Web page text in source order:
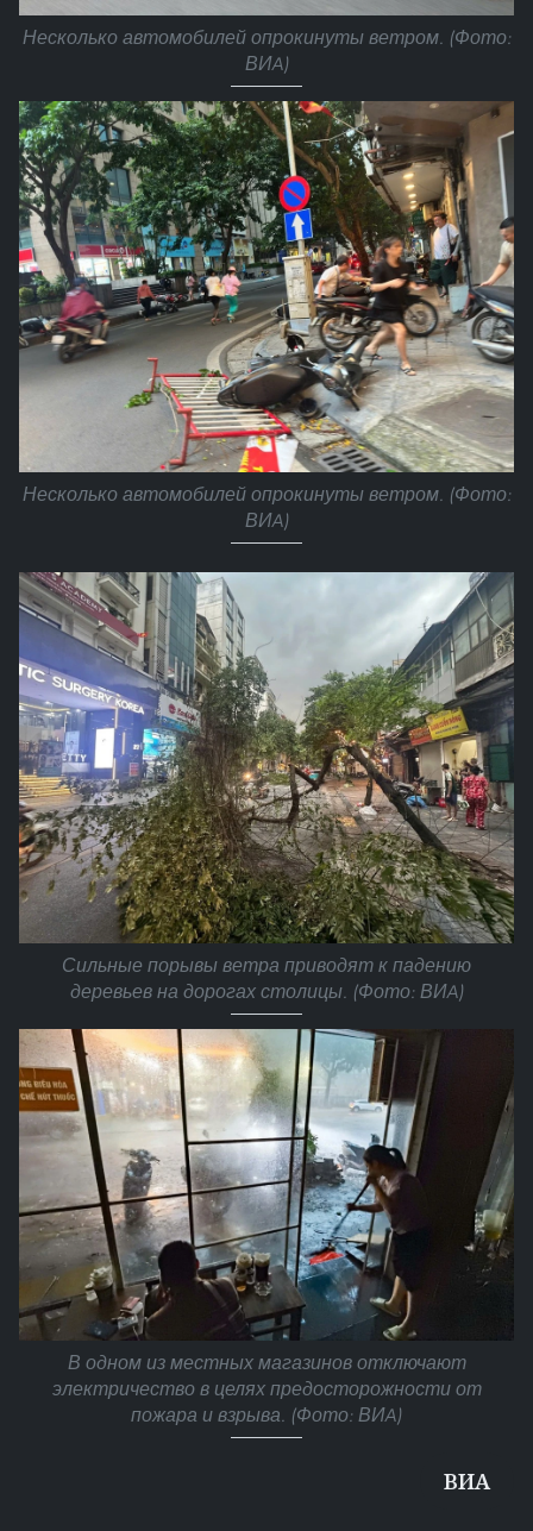
Несколько автомобилей опрокинуты ветром. (Фото:
ВИA)
Несколько автомобилей опрокинуты ветром. (Фото:
ВИA)
Сильные порывы ветра приводят к падению
деревьев на дорогах столицы. (Фото: ВИA)
В одном из местных магазинов отключают
электричество в целях предосторожности от
пожара и взрыва. (Фото: ВИA)
ВИА